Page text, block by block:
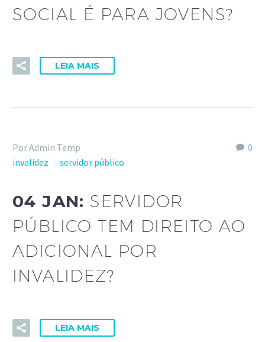
SOCIAL É PARA JOVENS?
LEIA MAIS
0
Por Admin Temp
invalidez
servidor público
04 JAN: SERVIDOR
PÚBLICO TEM DIREITO AO
ADICIONAL POR
INVALIDEZ?
LEIA MAIS